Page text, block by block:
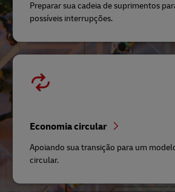
Preparar sua cadeia de suprimentos
possíveis interrupções.
Economia circular
Apoiando sua transição para um
circular.